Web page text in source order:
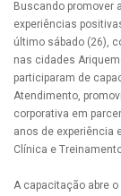
Buscando promover
experiências
último sábado (26),
nas cidades
participaram de
Atendimento,
corporativa em
anos de experiência
Clínica e
A capacitação abre